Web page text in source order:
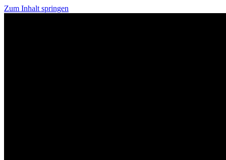
Zum Inhalt springen